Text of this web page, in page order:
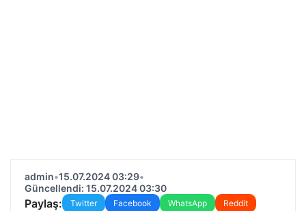
admin•15.07.2024 03:29•
Güncellendi: 15.07.2024 03:30
Paylaş: Twitter Facebook WhatsApp
Reddit